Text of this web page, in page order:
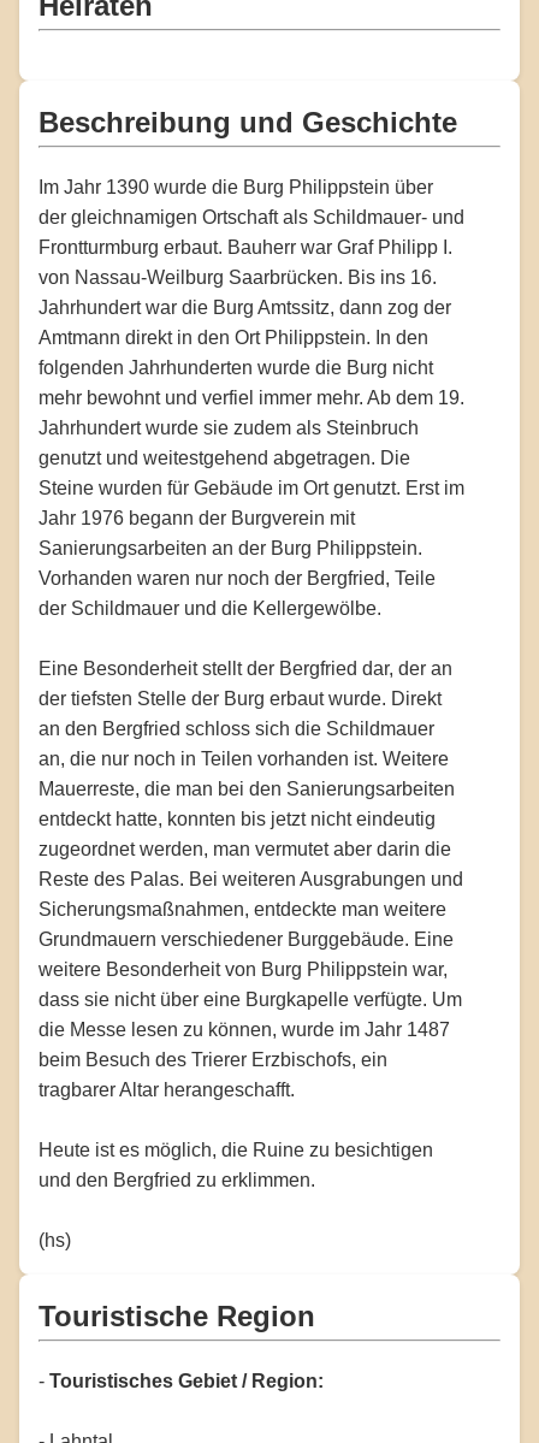
Beschreibung und Geschichte
Im Jahr 1390 wurde die Burg Philippstein über
der gleichnamigen Ortschaft als Schildmauer- und
Frontturmburg erbaut. Bauherr war Graf Philipp I.
von Nassau-Weilburg Saarbrücken. Bis ins 16.
Jahrhundert war die Burg Amtssitz, dann zog der
Amtmann direkt in den Ort Philippstein. In den
folgenden Jahrhunderten wurde die Burg nicht
mehr bewohnt und verfiel immer mehr. Ab dem 19.
Jahrhundert wurde sie zudem als Steinbruch
genutzt und weitestgehend abgetragen. Die
Steine wurden für Gebäude im Ort genutzt. Erst im
Jahr 1976 begann der Burgverein mit
Sanierungsarbeiten an der Burg Philippstein.
Vorhanden waren nur noch der Bergfried, Teile
der Schildmauer und die Kellergewölbe.
Eine Besonderheit stellt der Bergfried dar, der an
der tiefsten Stelle der Burg erbaut wurde. Direkt
an den Bergfried schloss sich die Schildmauer
an, die nur noch in Teilen vorhanden ist. Weitere
Mauerreste, die man bei den Sanierungsarbeiten
entdeckt hatte, konnten bis jetzt nicht eindeutig
zugeordnet werden, man vermutet aber darin die
Reste des Palas. Bei weiteren Ausgrabungen und
Sicherungsmaßnahmen, entdeckte man weitere
Grundmauern verschiedener Burggebäude. Eine
weitere Besonderheit von Burg Philippstein war,
dass sie nicht über eine Burgkapelle verfügte. Um
die Messe lesen zu können, wurde im Jahr 1487
beim Besuch des Trierer Erzbischofs, ein
tragbarer Altar herangeschafft.
Heute ist es möglich, die Ruine zu besichtigen
und den Bergfried zu erklimmen.
(hs)
Touristische Region
- Touristisches Gebiet / Region: